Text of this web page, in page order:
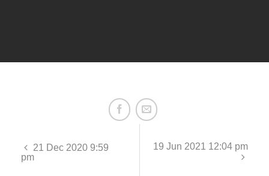
21 Dec 2020 9:59
pm
19 Jun 2021 12:04 pm